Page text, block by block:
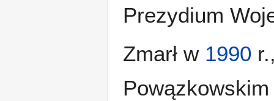
Prezydium
Zmarł w 1990